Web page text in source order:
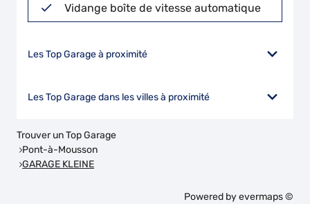
Vidange boîte de vitesse automatique
Les Top Garage à proximité
Les Top Garage dans les villes à proximité
Trouver un Top Garage
Pont-à-Mousson
GARAGE KLEINE
Powered byevermaps ©